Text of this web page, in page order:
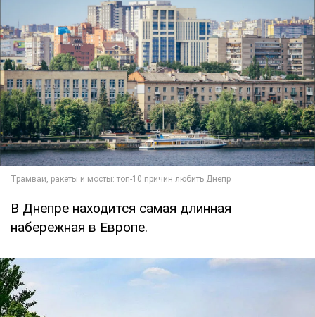
В Днепре находится самая длинная
набережная в Европе.